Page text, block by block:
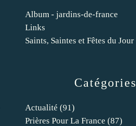
Catégories
Actualité (91)
Prières Pour La France (87)
Album - jardins-de-france
Links
Saints, Saintes et Fêtes du Jour